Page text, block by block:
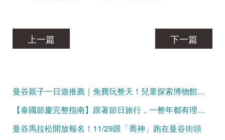
上一篇 下一篇
曼谷親子一日遊推薦｜免費玩整天！兒童探索博物館、Mixt Mall、火車公園、恰圖恰夜市，一條動線玩遍曼谷親子景點
【泰國節慶完整指南】跟著節日旅行，一整年都有理由出發！
曼谷馬拉松開放報名！11/29跟「喬神」跑在曼谷街頭